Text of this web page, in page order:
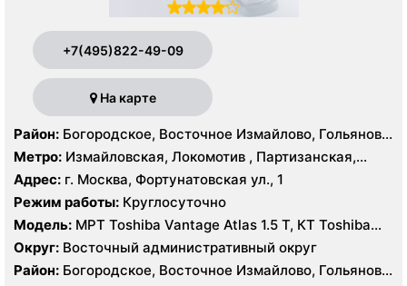
+7(495)822-49-09
На карте
Район: Богородское, Восточное Измайлово, Гольяново,
Измайлово, Соколиная Гора
Метро: Измайловская, Локомотив , Партизанская,
Преображенская площадь, Черкизовская
Адрес: г. Москва, Фортунатовская ул., 1
Режим работы: Круглосуточно
Модель: МРТ Toshiba Vantage Atlas 1.5 Т, КТ Toshiba
Aquilion Prime 160 срезов, Toshiba Aquilion CXL 128
срезов, Body Tom 32 среза УЗИ GE Voluson E8, GE Vivid
9
Округ: Восточный административный округ
Район: Богородское, Восточное Измайлово, Гольяново,